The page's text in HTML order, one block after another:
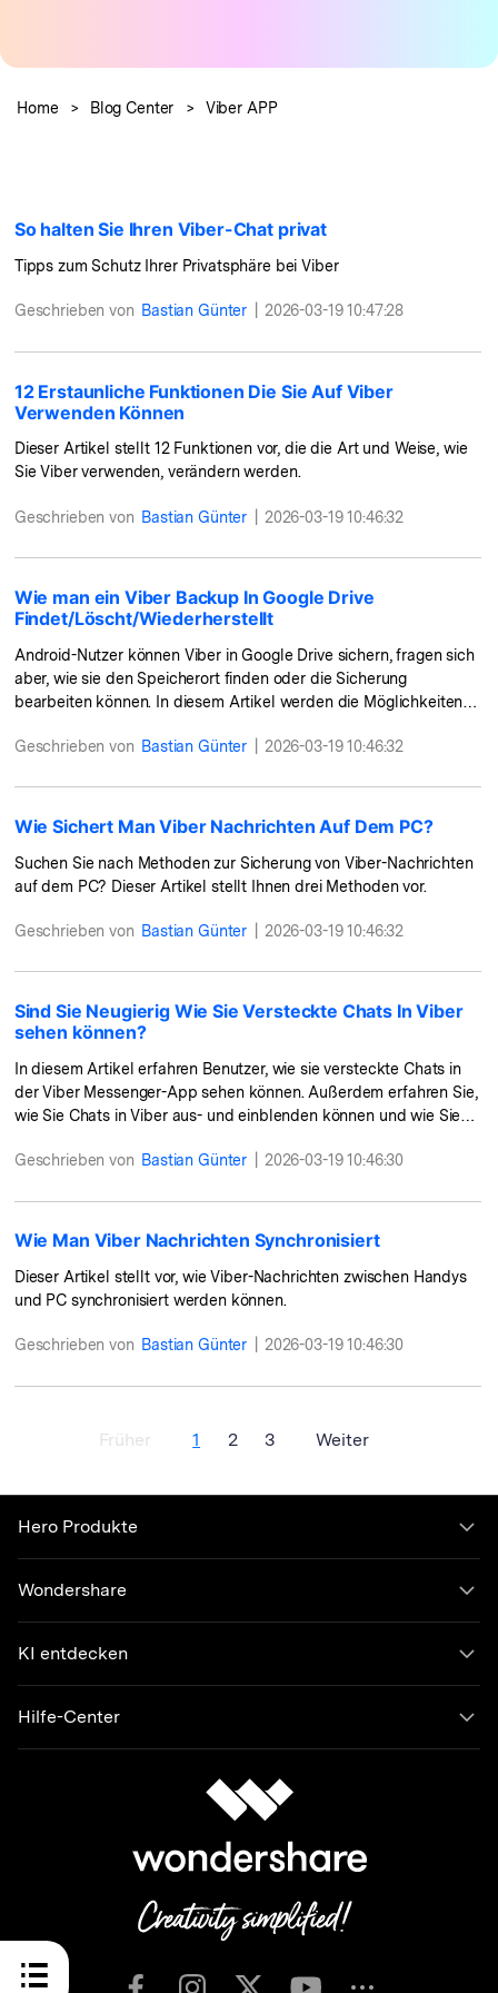
Hilfe erhalten Herunterladen
Home > Blog Center > Viber APP
So halten Sie Ihren Viber-Chat privat
Tipps zum Schutz Ihrer Privatsphäre bei Viber
Geschrieben von Bastian Günter 2026-03-19 10:47:28
12 Erstaunliche Funktionen Die Sie Auf Viber
Verwenden Können
Dieser Artikel stellt 12 Funktionen vor, die die Art und Weise, wie
Sie Viber verwenden, verändern werden.
Geschrieben von Bastian Günter 2026-03-19 10:46:32
Wie man ein Viber Backup In Google Drive
Findet/Löscht/Wiederherstellt
Android-Nutzer können Viber in Google Drive sichern, fragen sich
aber, wie sie den Speicherort finden oder die Sicherung
bearbeiten können. In diesem Artikel werden die Möglichkeiten
Geschrieben von Bastian Günter 2026-03-19 10:46:32
Wie Sichert Man Viber Nachrichten Auf Dem PC?
Suchen Sie nach Methoden zur Sicherung von Viber-Nachrichten
auf dem PC? Dieser Artikel stellt Ihnen drei Methoden vor.
Geschrieben von Bastian Günter 2026-03-19 10:46:32
Sind Sie Neugierig Wie Sie Versteckte Chats In Viber
sehen können?
In diesem Artikel erfahren Benutzer, wie sie versteckte Chats in
der Viber Messenger-App sehen können. Außerdem erfahren Sie,
wie Sie Chats in Viber aus- und einblenden können und wie Sie
Geschrieben von Bastian Günter 2026-03-19 10:46:30
Wie Man Viber Nachrichten Synchronisiert
Dieser Artikel stellt vor, wie Viber-Nachrichten zwischen Handys
und PC synchronisiert werden können.
Geschrieben von Bastian Günter 2026-03-19 10:46:30
Früher 1 2 3 Weiter
Hero Produkte
Wondershare
KI entdecken
Hilfe-Center